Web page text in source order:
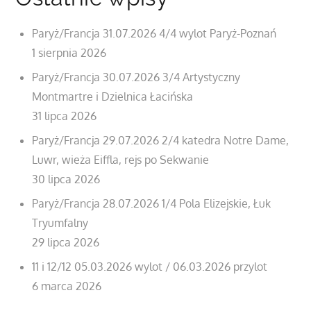
Paryż/Francja 31.07.2026 4/4 wylot Paryż-Poznań
1 sierpnia 2026
Paryż/Francja 30.07.2026 3/4 Artystyczny
Montmartre i Dzielnica Łacińska
31 lipca 2026
Paryż/Francja 29.07.2026 2/4 katedra Notre Dame,
Luwr, wieża Eiffla, rejs po Sekwanie
30 lipca 2026
Paryż/Francja 28.07.2026 1/4 Pola Elizejskie, Łuk
Tryumfalny
29 lipca 2026
11 i 12/12 05.03.2026 wylot / 06.03.2026 przylot
6 marca 2026